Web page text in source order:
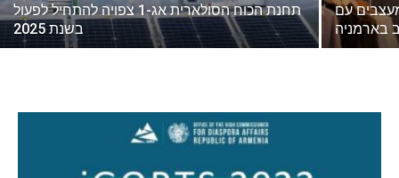
תחנת הכוח הסולארית אג-1 צפויה להתחיל לפעול
בשנת 2025
עם